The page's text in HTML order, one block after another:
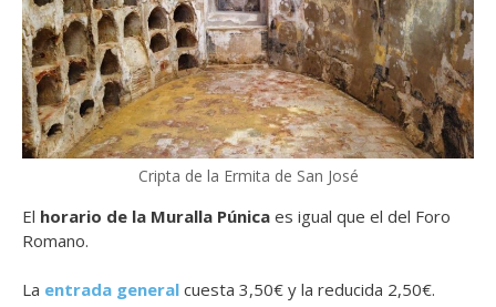
Cripta de la Ermita de San José
El horario de la Muralla Púnica es igual que el del Foro
Romano.
La entrada general cuesta 3,50€ y la reducida 2,50€.